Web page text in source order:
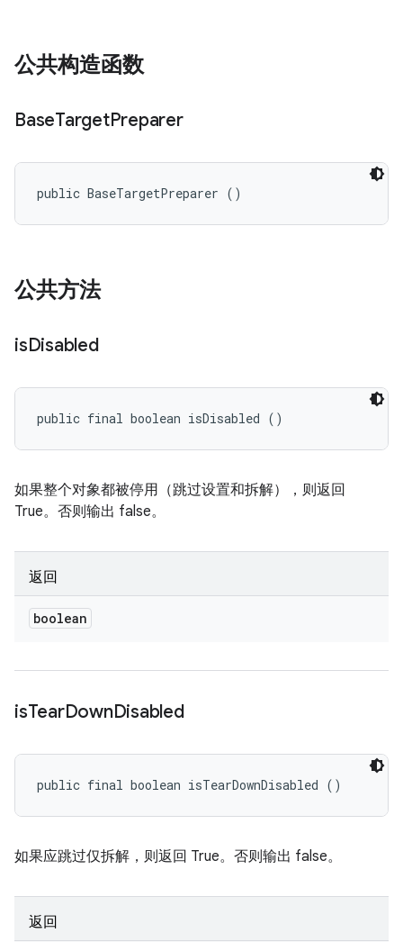
公共构造函数
BaseTargetPreparer
public BaseTargetPreparer ()
公共方法
isDisabled
public final boolean isDisabled ()
如果整个对象都被停用（跳过设置和拆解），则返回
True。否则输出 false。
返回
boolean
isTearDownDisabled
public final boolean isTearDownDisabled ()
如果应跳过仅拆解，则返回 True。否则输出 false。
返回